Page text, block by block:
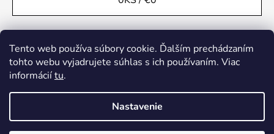
Tento web používa súbory cookie. Ďalším prechádzaním
tohto webu vyjadrujete súhlas s ich používaním. Viac
informáciítu.
Nastavenie